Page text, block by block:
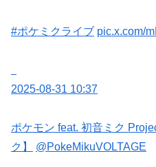
#ポケミクライブ pic.x.com/
2025-08-31 10:37
ポケモン feat. 初音ミク
ク】
@PokeMikuVOLTAGE